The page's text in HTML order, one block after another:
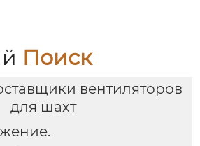
Поиск
вентиляторов
для шахт